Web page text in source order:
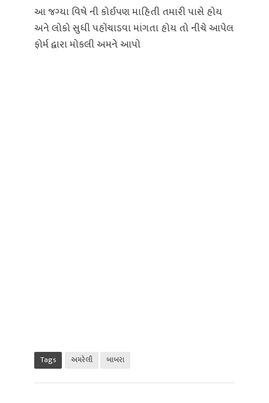
આ જગ્યા વિષે ની કોઈપણ માહિતી તમારી પાસે હોય
અને લોકો સુધી પહોંચાડવા માંગતા હોય તો નીચે આપેલ
ફોર્મ દ્વારા મોકલી અમને આપો
Tags અમરેલી બાબરા